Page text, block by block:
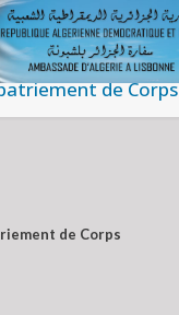
de Corps
de Corps